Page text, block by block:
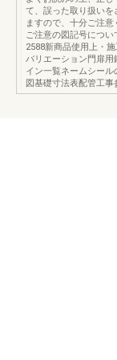
て、誤った取り扱いを
ますので、十分ご注
ご注意の図記号につ
2588新商品使用上・
バリエーション門扉用
イン一覧ネームシー
図基礎寸法表配管工